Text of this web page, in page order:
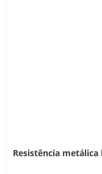
Resistência